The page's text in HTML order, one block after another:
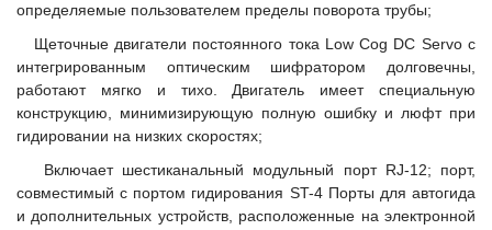
определяемые пользователем пределы поворота трубы;
Щеточные двигатели постоянного тока Low Cog DC Servo с
интегрированным оптическим шифратором долговечны,
работают мягко и тихо. Двигатель имеет специальную
конструкцию, минимизирующую полную ошибку и люфт при
гидировании на низких скоростях;
Включает шестиканальный модульный порт RJ-12; порт,
совместимый с портом гидирования ST-4 Порты для автогида
и дополнительных устройств, расположенные на электронной